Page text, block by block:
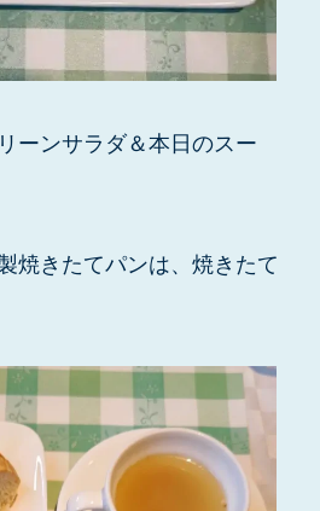
ーンサラダ＆本日のスー
焼きたてパンは、焼きたて